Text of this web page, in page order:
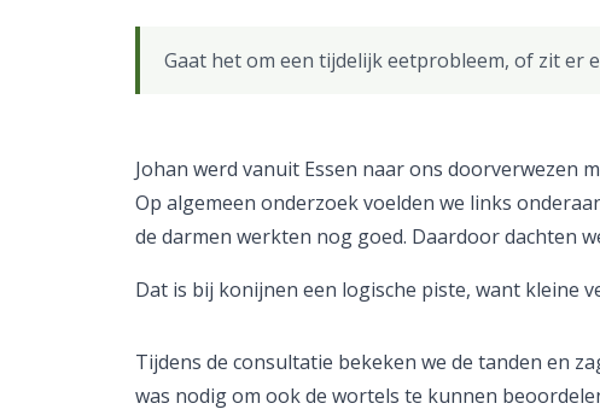
Gaat het om een tijdelijk eetprobleem, of zit
Johan werd vanuit Essen naar ons doorverwezen
Op algemeen onderzoek voelden we links
de darmen werkten nog goed. Daardoor dachten
Dat is bij konijnen een logische piste, want kleine
Tijdens de consultatie bekeken we de tanden en
was nodig om ook de wortels te kunnen